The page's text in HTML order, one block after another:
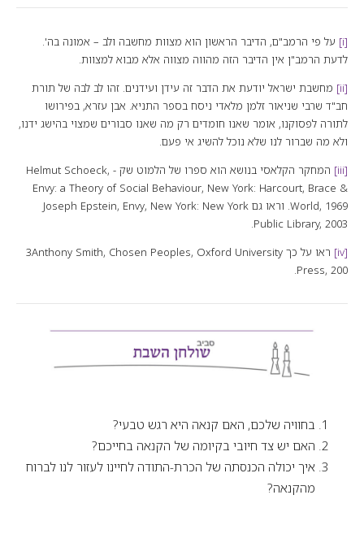
[i]
על פי הרמב"ם, הדיבר הראשון הוא מצוות מחשבה ולב – אמונה בה'.
לדעת הרמב"ן אין הדיבר הזה מהווה מצווה אלא מבוא למצוות.
[ii]
מחשבת ישראל יודעת את הדבר זה עידן ועידנים. זהו לב לבה של תורת
חב"ד שרבי שניאור זלמן מלאדי ניסח בספר התניא. אבן עזרא, בפירושו
לתורה לפסוקנו, אומר שאנו חומדים רק מה שאנו סבורים שמצוי בהישג ידנו,
ולא מה שברור לנו שלא נוכל להשיג אי פעם.
[iii]
המחקר הקלאסי בנושא הוא ספרו של הלמוט שק - Helmut Schoeck,
Envy: a Theory of Social Behaviour, New York: Harcourt, Brace &
World, 1969. וראו גם Joseph Epstein,
Envy, New York: New York
Public Library, 2003.
[iv]
ראו על כך 3Anthony Smith, Chosen Peoples, Oxford University
Press, 200.
בחוויה שלכם, האם קנאה היא רגש טבעי?
האם יש צד חיובי בקיומה של הקנאה בחייכם?
איך יכולה הכנסתה של הכרת-התודה לחיינו לעזור לנו לברוח
מהקנאה?